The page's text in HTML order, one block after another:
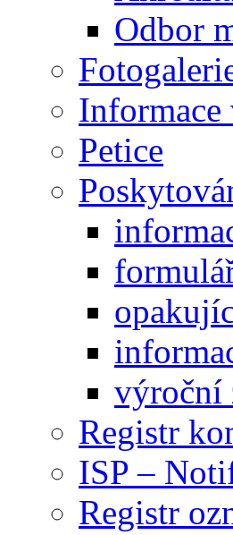
Odbor
Informace
Petice
výroční
Registr
ISP –
Registr